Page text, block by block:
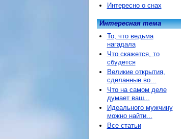
Интересно о снах
Интересная тема
То, что ведьма
нагадала
Что скажется, то
сбудется
Великие открытия,
сделанные во...
Что на самом деле
думает ваш...
Идеального мужчину
можно найти...
Все статьи